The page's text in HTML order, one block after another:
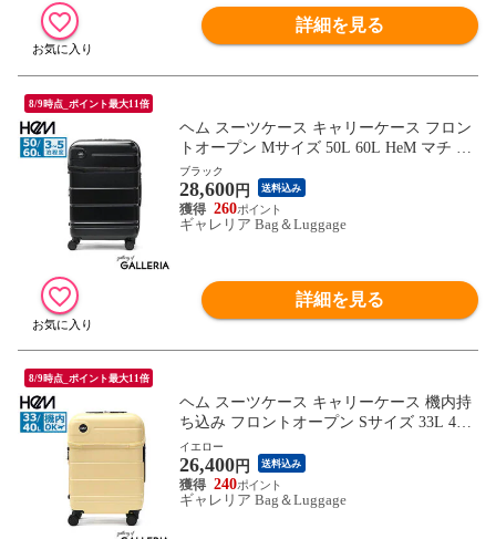
詳細を見る
8/9時点_ポイント最大11倍
ヘム スーツケース キャリーケース フロン
トオープン Mサイズ 50L 60L HeM マチ 拡
張 3泊 4泊 5泊 TSロック トップオープン
エキスパンダブル ストッパー 軽い レディ
ース ユニセックス エリオス 39-51000
ブラック
28,600円 送料込み
260
ギャレリア Bag＆Luggage
詳細を見る
8/9時点_ポイント最大11倍
ヘム スーツケース キャリーケース 機内持
ち込み フロントオープン Sサイズ 33L 40L
HeM マチ 拡張 1泊 2泊 TSロック トップオ
ープン エキスパンダブル ストッパー 軽い
レディース ユニセックス エリオス 39-5090
0
イエロー
26,400円 送料込み
240
ギャレリア Bag＆Luggage